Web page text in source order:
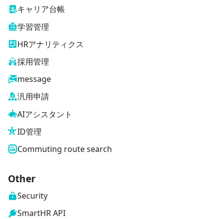
キャリア台帳
学習管理
HRアナリティクス
採用管理
message
汎用申請
AIアシスタント
ID管理
Commuting route search
Other
Security
SmartHR API